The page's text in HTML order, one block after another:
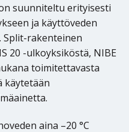
suunniteltu erityisesti
ja käyttöveden
Split-rakenteinen
20 -ulkoyksiköstä, NIBE
toimitettavasta
käytetään
aina –20 °C